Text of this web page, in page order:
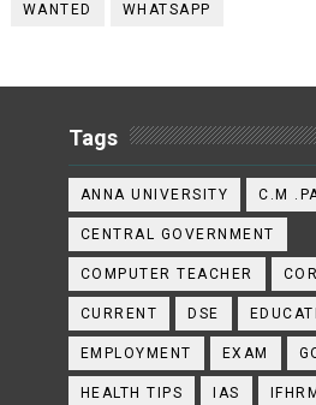
WANTED WHATSAPP
Tags
ANNA UNIVERSITY C.M
CENTRAL GOVERNMENT
COMPUTER TEACHER
CURRENT DSE
EMPLOYMENT EXAM
HEALTH TIPS IAS